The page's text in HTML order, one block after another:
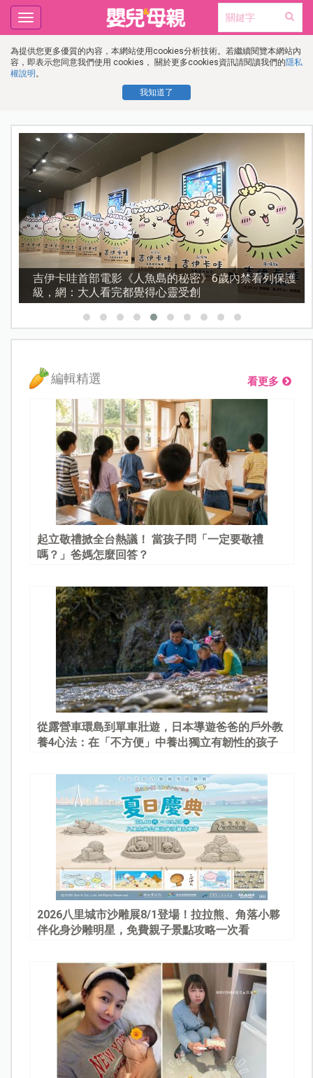
為提供您更多優質的內容，本網站使用cookies分析技術。若繼續閱覽本網站內
容，即表示您同意我們使用 cookies， 關於更多cookies資訊請閱讀我們的隱私
權說明 。
我知道了
Toggle
navigation
資優教育15問！師鐸獎名師陳宥妤：資優教育的核心，
不是成績而是讀懂孩子的心理準備度
編輯精選 看更多
起立敬禮掀全台熱議！ 當孩子問「一定要敬禮
嗎？」爸媽怎麼回答？
從露營車環島到單車壯遊，日本導遊爸爸的戶外教
養4心法：在「不方便」中養出獨立有韌性的孩子
2026八里城市沙雕展8/1登場！拉拉熊、角落小夥
伴化身沙雕明星，免費親子景點攻略一次看